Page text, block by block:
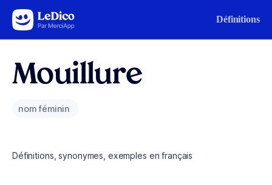
Aller au contenu Définitions
Mouillure
nom féminin
Définitions, synonymes, exemples en français